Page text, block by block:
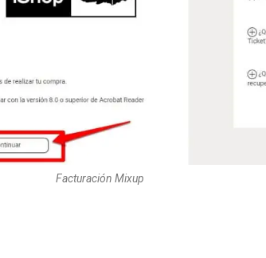
Facturación Mixup